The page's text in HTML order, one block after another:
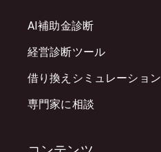
AI補助金診断
経営診断ツール
借り換えシミュレーション
専門家に相談